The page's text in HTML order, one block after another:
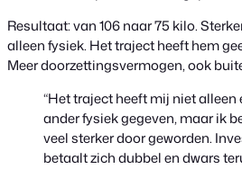
Resultaat: van 106 naar 75 kilo.
alleen fysiek. Het traject heeft hem
Meer doorzettingsvermogen, ook
“Het traject heeft mij niet alleen
ander fysiek gegeven, maar ik
veel sterker door geworden.
betaalt zich dubbel en dwars